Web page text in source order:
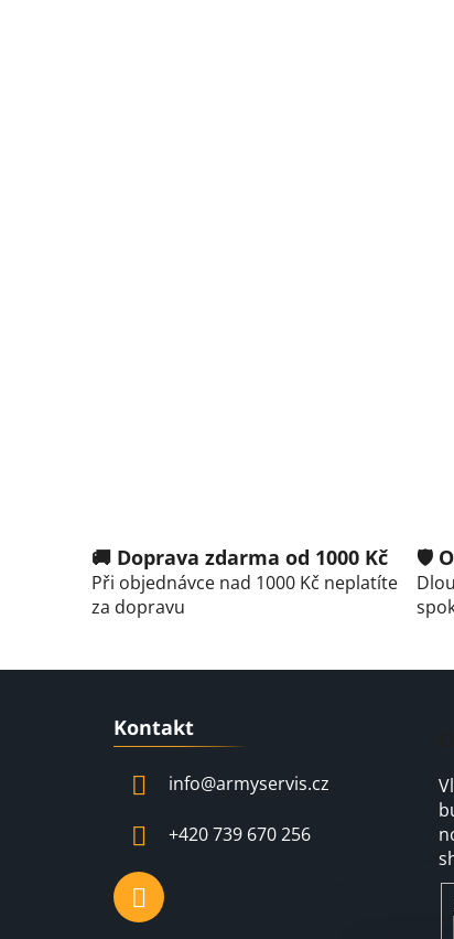
🚚 Doprava zdarma od 1000 Kč
Při objednávce nad 1000 Kč neplatíte
za dopravu
🛡️
Kontakt
info@armyservis.cz
+420 739 670 256